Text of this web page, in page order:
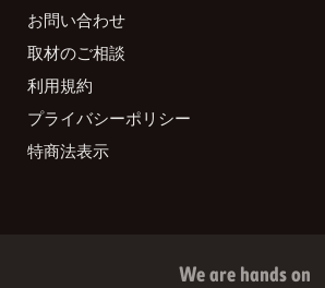
お問い合わせ
取材のご相談
利用規約
プライバシーポリシー
特商法表示
We are hands on